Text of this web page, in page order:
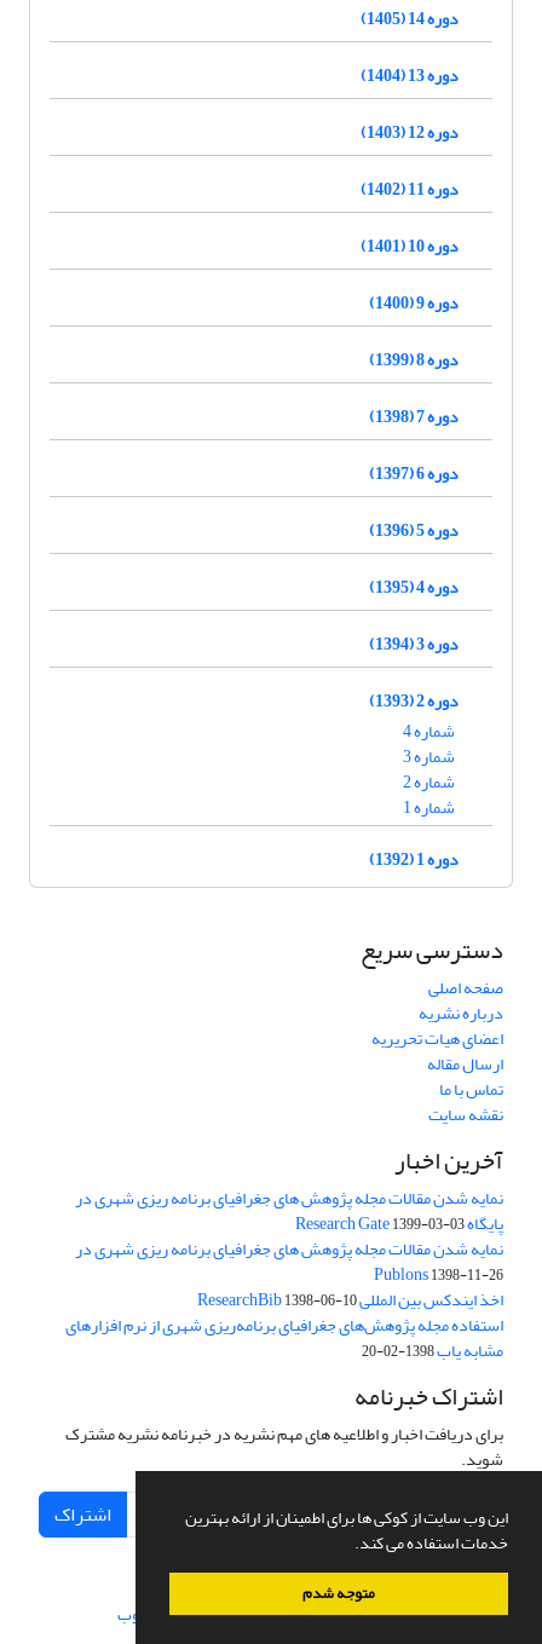
این وب سایت از کوکی ها برای اطمینان از ارائه بهترین
خدمات استفاده می کند.
متوجه شدم
دوره 14 (1405)
دوره 13 (1404)
دوره 12 (1403)
دوره 11 (1402)
دوره 10 (1401)
دوره 9 (1400)
دوره 8 (1399)
دوره 7 (1398)
دوره 6 (1397)
دوره 5 (1396)
دوره 4 (1395)
دوره 3 (1394)
دوره 2 (1393)
شماره 4
شماره 3
شماره 2
شماره 1
دوره 1 (1392)
دسترسی سریع
صفحه اصلی
درباره نشریه
اعضای هیات تحریریه
ارسال مقاله
تماس با ما
نقشه سایت
آخرین اخبار
نمایه شدن مقالات مجله پژوهش های جغرافیای برنامه ریزی شهری در
پایگاه Research Gate1399-03-03
نمایه شدن مقالات مجله پژوهش های جغرافیای برنامه ریزی شهری در
Publons1398-11-26
اخذ ایندکس بین المللی ResearchBib1398-06-10
استفاده مجله پژوهش‌های جغرافیای برنامه‌ریزی شهری از نرم افزارهای
مشابه یاب1398-02-20
اشتراک خبرنامه
برای دریافت اخبار و اطلاعیه های مهم نشریه در خبرنامه نشریه مشترک
شوید.
اشتراک
سامانه مدیریت نشریات علمی.طراحی و پیاده سازی از سیناوب